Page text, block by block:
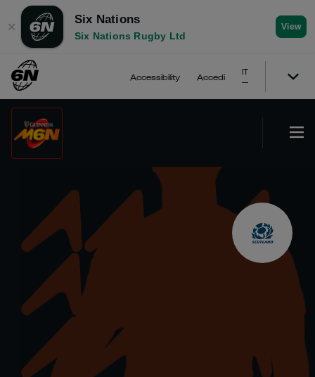
✕
Six Nations
Six Nations Rugby Ltd
View
Accessibility Accedi
IT